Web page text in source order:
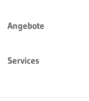
Angebote
Services